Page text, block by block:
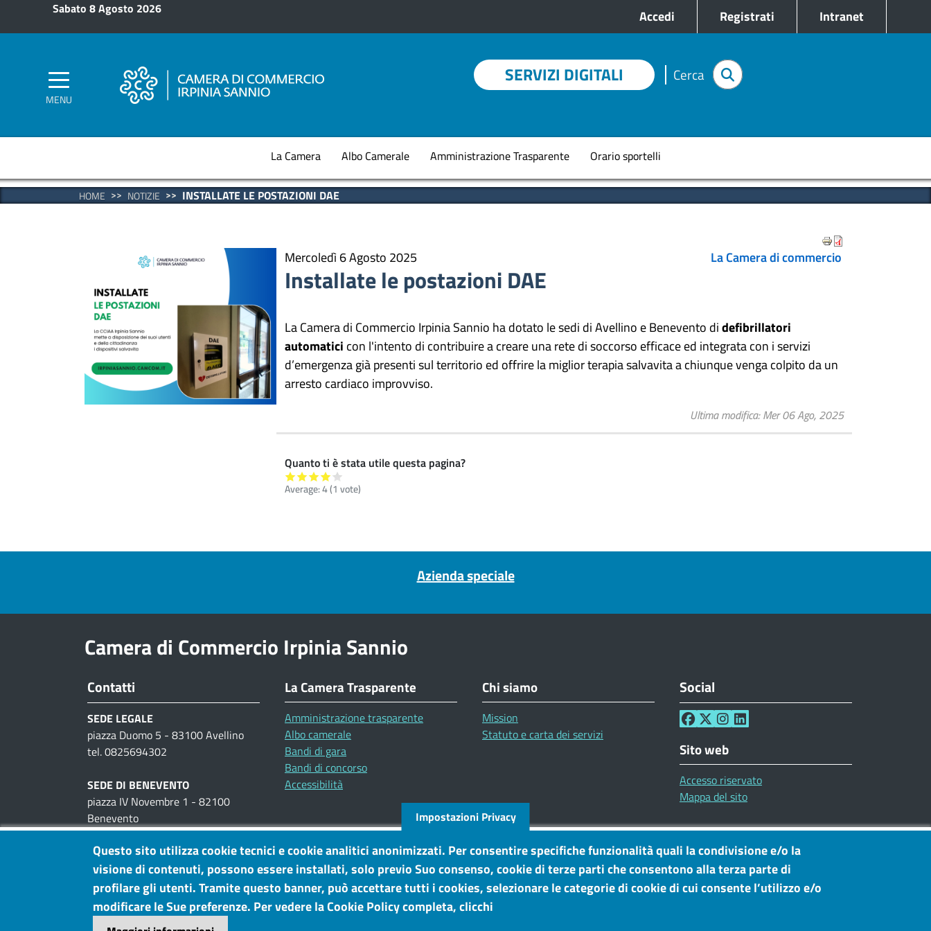
Salta al contenuto principale
Sabato 8 Agosto 2026 Accedi Registrati Intranet
MENU
SERVIZI DIGITALI Cerca
Navigazione principale
La Camera Albo Camerale Amministrazione Trasparente Orario sportelli
HOME NOTIZIE INSTALLATE LE POSTAZIONI DAE
Mercoledì 6 Agosto 2025
Installate le postazioni DAE
La Camera di commercio
La Camera di Commercio Irpinia Sannio ha dotato le sedi di Avellino e Benevento didefibrillatori
automatici con l'intento di contribuire a creare una rete di soccorso efficace ed integrata con i servizi
d’emergenza già presenti sul territorio ed offrire la miglior terapia salvavita a chiunque venga colpito da un
arresto cardiaco improvviso.
Ultima modifica Mer 06 Ago, 2025
Quanto ti è stata utile questa pagina?
Average:4(1 vote)
Azienda speciale
Camera di Commercio Irpinia Sannio
Contatti
SEDE LEGALE
piazza Duomo 5 - 83100 Avellino
tel. 0825694302
SEDE DI BENEVENTO
piazza IV Novembre 1 - 82100
Benevento
tel. 0824300111
UFFICI AL PUBBLICO
piazza IV Novembre, 1 - Benevento
viale Cassitto, 7 -Avellino
La Camera Trasparente
Amministrazione trasparente
Albo camerale
Bandi di gara
Bandi di concorso
Accessibilità
Chi siamo
Mission
Statuto e carta dei servizi
Social
Sito web
Accesso riservato
Mappa del sito
Impostazioni Privacy
Questo sito utilizza cookie tecnici e cookie analitici anonimizzati. Per consentire specifiche funzionalità quali la condivisione e/o la
visione di contenuti, possono essere installati, solo previo Suo consenso, cookie di terze parti che consentono alla terza parte di
profilare gli utenti. Tramite questo banner, può accettare tutti i cookies, selezionare le categorie di cookie di cui consente l’utilizzo e/o
modificare le Sue preferenze. Per vedere la Cookie Policy completa, clicchi